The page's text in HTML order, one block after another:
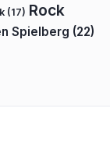
(17) Rock
Spielberg (22)